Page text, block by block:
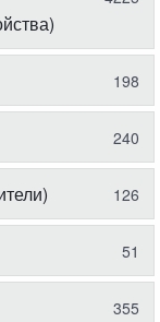
198
240
126
51
355